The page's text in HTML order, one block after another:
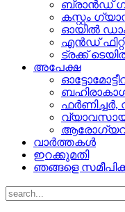
ബ്രാൻഡ്
കസ്റ്റം
ഓയിൽ
എൻഡ്
ട്രക്ക്
അപേക്ഷ
ഫർണിച്ചർ,
വാർത്തകൾ
ഇറക്കുമതി
ഞങ്ങളെ